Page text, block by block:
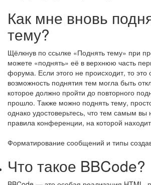
Как мне вновь
тему?
Щёлкнув по ссылке «Поднять тему» при
можете «поднять» её в верхнюю часть
форума. Если этого не происходит, то это
возможность поднятия тем могла быть
которое должно пройти до повторного
прошло. Также можно поднять тему,
однако удостоверьтесь, что тем самым вы
правила конференции, на которой
Форматирование сообщений и типы
Что такое BBCode?